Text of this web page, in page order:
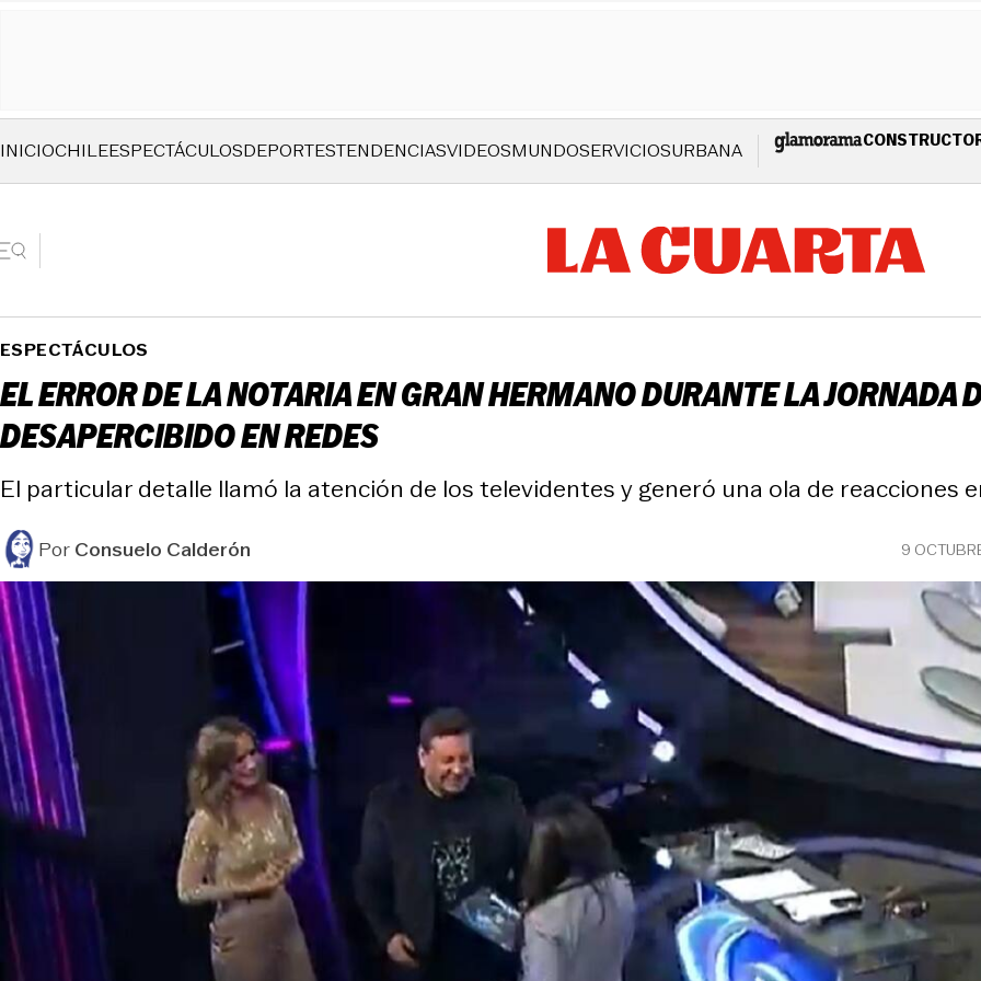
INICIOCHILEESPECTÁCULOSDEPORTESTENDENCIASVIDEOSMUNDOSERVICIOSURBANA
ESPECTÁCULOS
EL ERROR DE LA NOTARIA EN GRAN HERMANO DURANTE LA JORNADA
DESAPERCIBIDO EN REDES
El particular detalle llamó la atención de los televidentes y generó una ola de reacciones
PorConsuelo Calderón 9